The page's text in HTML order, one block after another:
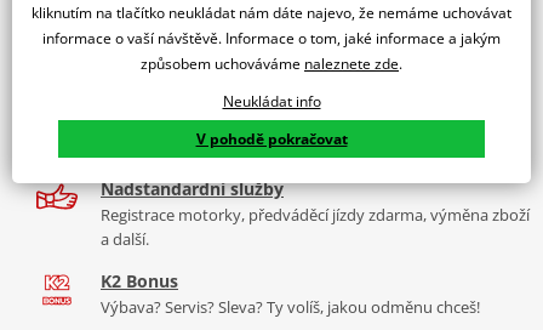
Plovoucí, D296, d60 t7,02x multibrand showroom
9 značek motocyklů, servis, oblečení, doplňky i náhradní
díly, to vše v Praze a Liberci
Více než 30 let zkušeností
Za řídítky motorek, v servisu i prodeji moto vybavení
Nadstandardní služby
Registrace motorky, předváděcí jízdy zdarma, výměna zboží
a další.
K2 Bonus
Výbava? Servis? Sleva? Ty volíš, jakou odměnu chceš!
kliknutím na tlačítko neukládat nám dáte najevo, že nemáme uchovávat
informace o vaší návštěvě. Informace o tom, jaké informace a jakým
způsobem uchováváme naleznete zde.
Neukládat info
V pohodě pokračovat